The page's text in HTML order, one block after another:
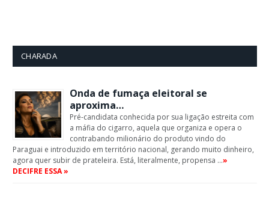
CHARADA
Onda de fumaça eleitoral se
aproxima…
Pré-candidata conhecida por sua ligação estreita com
a máfia do cigarro, aquela que organiza e opera o
contrabando milionário do produto vindo do
Paraguai e introduzido em território nacional, gerando muito dinheiro,
agora quer subir de prateleira. Está, literalmente, propensa …»
DECIFRE ESSA »